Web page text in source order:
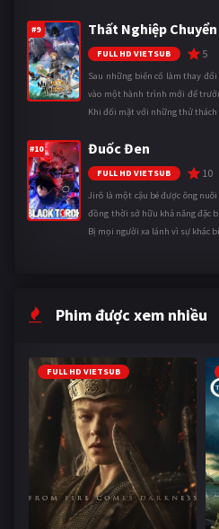
#9 Thất Nghiệp
FULL HD VIETSUB 5
Sau những biến cố làm thay
vào một hành trình mới để
Khi đối mặt với những thử thách
#10 Đuốc Đen
FULL HD VIETSUB 10
Jirô là một cậu bé được ông
đồng thời sở hữu khả năng đặc
Bị mọi người xa lánh vì sự khác
Phim được xem nhiều
FULL HD VIETSUB